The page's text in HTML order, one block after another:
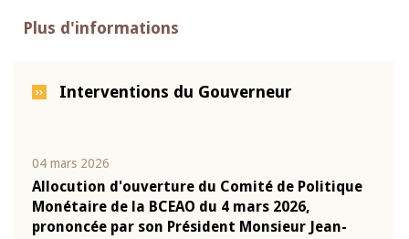
Plus d'informations
Interventions du Gouverneur
04 mars 2026
Allocution d'ouverture du Comité de Politique
Monétaire de la BCEAO du 4 mars 2026,
prononcée par son Président Monsieur Jean-